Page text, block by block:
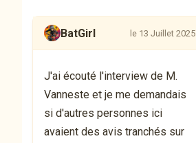
BatGirl le 13 Juillet 2025
J'ai écouté l'interview de M.
Vanneste et je me demandais
si d'autres personnes ici
avaient des avis tranchés sur